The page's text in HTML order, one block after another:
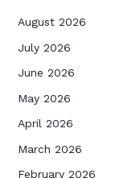
August 2026
July 2026
June 2026
May 2026
April 2026
March 2026
February 2026